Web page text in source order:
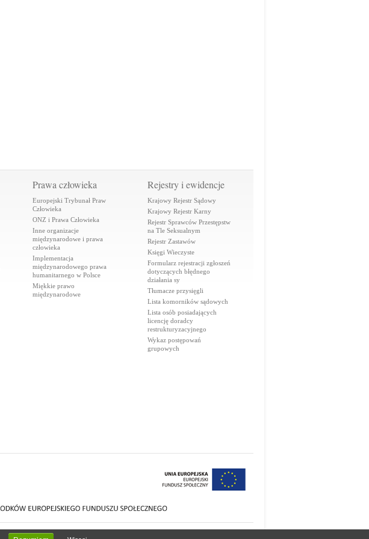
Prawa człowieka
Europejski Trybunał Praw
Człowieka
ONZ i Prawa Człowieka
Inne organizacje
międzynarodowe i prawa
człowieka
Implementacja
międzynarodowego prawa
humanitarnego w Polsce
Miękkie prawo
międzynarodowe
Rejestry i ewidencje
Krajowy Rejestr Sądowy
Krajowy Rejestr Karny
Rejestr Sprawców Przestępstw
na Tle Seksualnym
Rejestr Zastawów
Księgi Wieczyste
Formularz rejestracji zgłoszeń
dotyczących błędnego
działania sy
Tłumacze przysięgli
Lista komorników sądowych
Lista osób posiadających
licencję doradcy
restrukturyzacyjnego
Wykaz postępowań
grupowych